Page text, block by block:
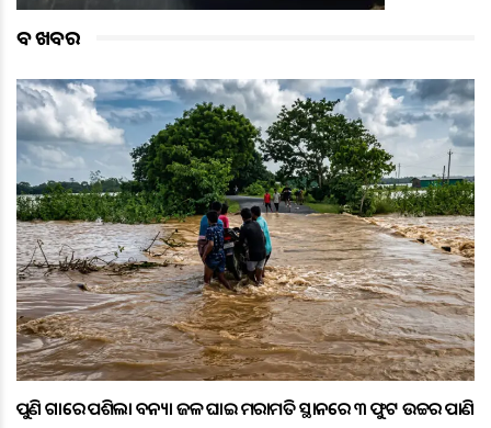
ବଡ ଖବର
ପୁଣି ଗାଁରେ ପଶିଲା ବନ୍ୟା ଜଳ ଘାଇ ମରାମତି ସ୍ଥାନରେ ୩ ଫୁଟ ଉଚ୍ଚର ପାଣି